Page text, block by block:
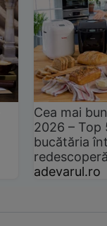
Cea mai
2026 –
bucătăria
adevarul.ro